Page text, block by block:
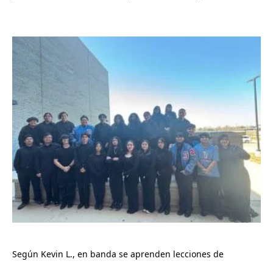
Según Kevin L., en banda se aprenden lecciones de